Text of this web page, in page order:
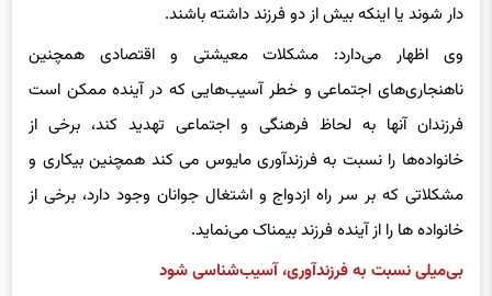
دار شوند یا اینکه بیش از دو فرزند داشته باشند.
وی اظهار می‌دارد: مشکلات معیشتی و اقتصادی همچنین
ناهنجاری‌های اجتماعی و خطر آسیب‌هایی که در آینده ممکن است
فرزندان آنها به لحاظ فرهنگی و اجتماعی تهدید کند، برخی از
خانواده‌ها را نسبت به فرزندآوری مایوس می کند همچنین بیکاری و
مشکلاتی که بر سر راه ازدواج و اشتغال جوانان وجود دارد، برخی از
خانواده ها را از آینده فرزند بیمناک می‌نماید.
بی‌میلی نسبت به فرزندآوری، آسیب‌شناسی‌ شود